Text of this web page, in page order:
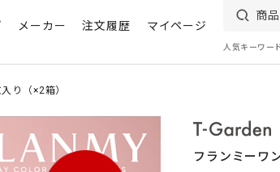
メーカー 注文履歴 マイページ
人気キーワー
り（×2箱）
フランミーワ